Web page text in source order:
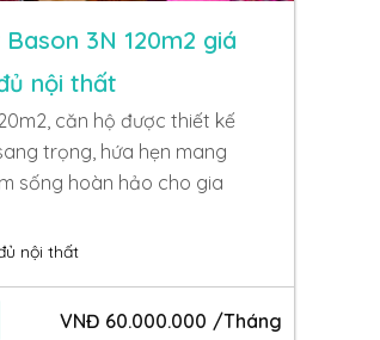
3N 120m2 giá
nội thất
căn hộ được thiết kế
trọng, hứa hẹn mang
sống hoàn hảo cho gia
nội thất
VNĐ 60.000.000 /Tháng